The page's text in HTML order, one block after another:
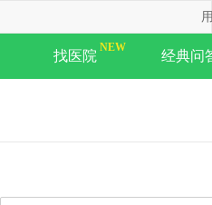
找医院 经典问